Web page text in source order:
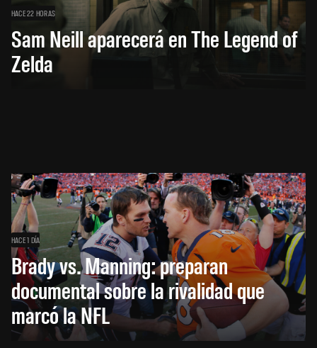
HACE 22 HORAS
Sam Neill aparecerá en The Legend of
Zelda
HACE 1 DÍA
Brady vs. Manning: preparan
documental sobre la rivalidad que
marcó la NFL